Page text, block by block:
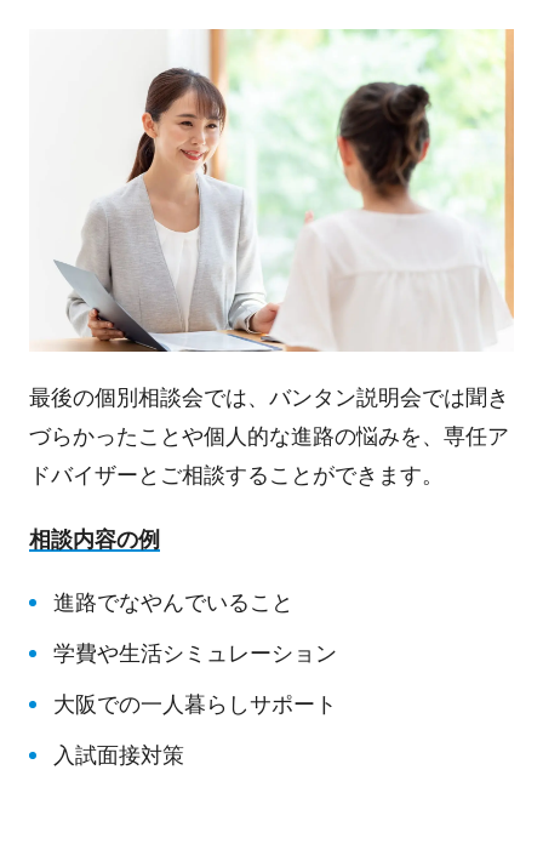
最後の個別相談会では、バンタン説明会では聞き
づらかったことや個人的な進路の悩みを、専任ア
ドバイザーとご相談することができます。
相談内容の例
進路でなやんでいること
学費や生活シミュレーション
大阪での一人暮らしサポート
入試面接対策